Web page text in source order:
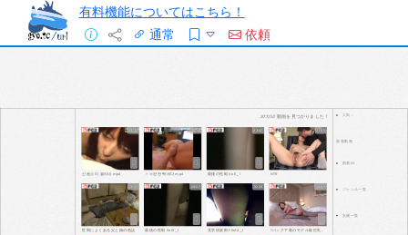
有料機能についてはこちら！
通常
依頼